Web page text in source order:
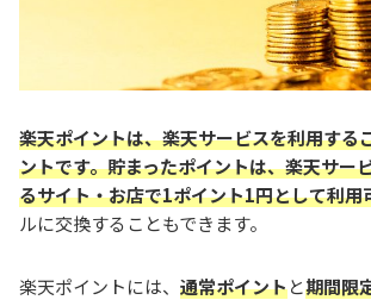
楽天ポイントは、楽天サービスを利用する
ントです。貯まったポイントは、楽天サー
るサイト・お店で1ポイント1円として利用
ルに交換することもできます。
楽天ポイントには、 通常ポイントと期間限